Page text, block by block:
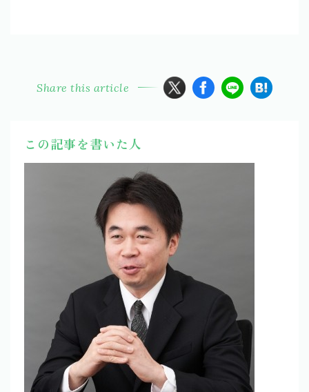
Share this article
この記事を書いた人